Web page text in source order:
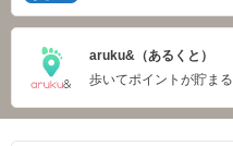
aruku&（あるくと）
歩いてポイントが貯まる